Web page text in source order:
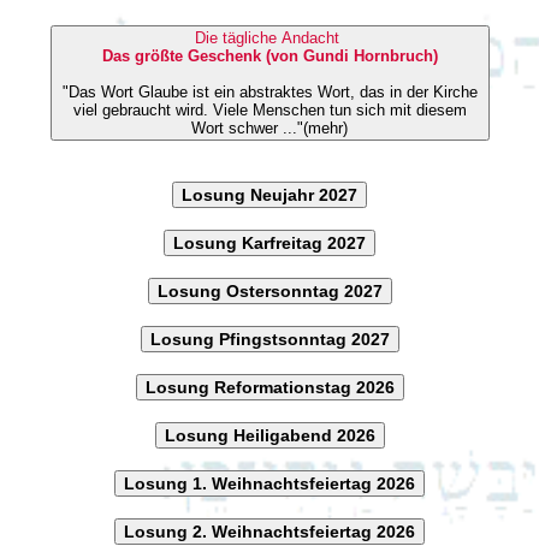
Die tägliche Andacht
Das größte Geschenk (von Gundi Hornbruch)
"Das Wort Glaube ist ein abstraktes Wort, das in der Kirche
viel gebraucht wird. Viele Menschen tun sich mit diesem
Wort schwer ..."(mehr)
Losung Neujahr 2027
Losung Karfreitag 2027
Losung Ostersonntag 2027
Losung Pfingstsonntag 2027
Losung Reformationstag 2026
Losung Heiligabend 2026
Losung 1. Weihnachtsfeiertag 2026
Losung 2. Weihnachtsfeiertag 2026